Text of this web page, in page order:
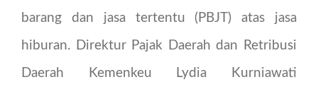
barang dan jasa tertentu (PBJT) atas jasa
hiburan. Direktur Pajak Daerah dan Retribusi
Daerah Kemenkeu Lydia Kurniawati